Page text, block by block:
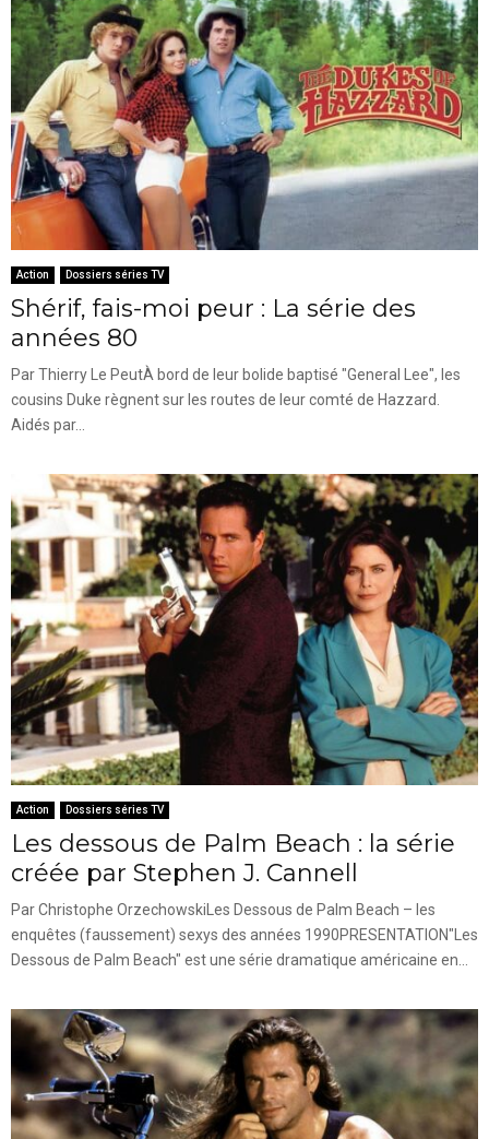
Action Dossiers séries TV
Shérif, fais-moi peur : La série des
années 80
Par Thierry Le PeutÀ bord de leur bolide baptisé "General Lee", les
cousins Duke règnent sur les routes de leur comté de Hazzard.
Aidés par...
Action Dossiers séries TV
Les dessous de Palm Beach : la série
créée par Stephen J. Cannell
Par Christophe OrzechowskiLes Dessous de Palm Beach – les
enquêtes (faussement) sexys des années 1990PRESENTATION"Les
Dessous de Palm Beach" est une série dramatique américaine en...